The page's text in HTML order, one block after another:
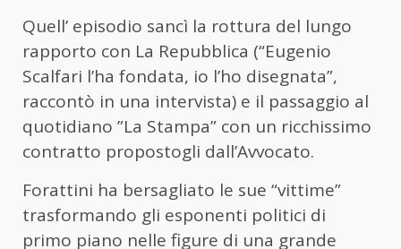
Quell’ episodio sancì la rottura del lungo
rapporto con La Repubblica (“Eugenio
Scalfari l’ha fondata, io l’ho disegnata”,
raccontò in una intervista) e il passaggio al
quotidiano ”La Stampa” con un ricchissimo
contratto propostogli dall’Avvocato.
Forattini ha bersagliato le sue “vittime”
trasformando gli esponenti politici di
primo piano nelle figure di una grande